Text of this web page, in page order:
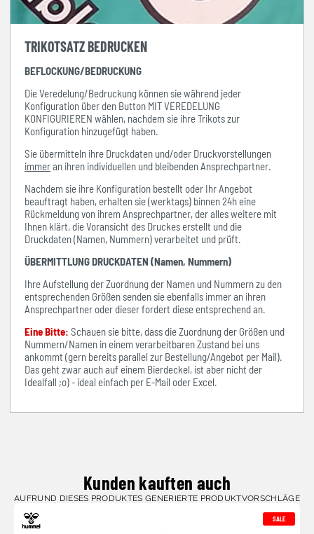
TRIKOTSATZ BEDRUCKEN
BEFLOCKUNG/BEDRUCKUNG
Die Veredelung/Bedruckung können sie während jeder
Konfiguration über den Button MIT VEREDELUNG
KONFIGURIEREN wählen, nachdem sie ihre Trikots zur
Konfiguration hinzugefügt haben.
Sie übermitteln ihre Druckdaten und/oder Druckvorstellungen
immeran ihren individuellen und bleibenden Ansprechpartner.
Nachdem sie ihre Konfiguration bestellt oder Ihr Angebot
beauftragt haben, erhalten sie (werktags) binnen 24h eine
Rückmeldung von ihrem Ansprechpartner, der alles weitere mit
Ihnen klärt, die Voransicht des Druckes erstellt und die
Druckdaten (Namen, Nummern) verarbeitet und prüft.
ÜBERMITTLUNG DRUCKDATEN (Namen, Nummern)
Ihre Aufstellung der Zuordnung der Namen und Nummern zu den
entsprechenden Größen senden sie ebenfalls immer an ihren
Ansprechpartner oder dieser fordert diese entsprechend an.
Eine Bitte: Schauen sie bitte, dass die Zuordnung der Größen und
Nummern/Namen in einem verarbeitbaren Zustand bei uns
ankommt (gern bereits parallel zur Bestellung/Angebot per Mail).
Das geht zwar auch auf einem Bierdeckel, ist aber nicht der
Idealfall ;o) - ideal einfach per E-Mail oder Excel.
Kunden kauften auch
AUFRUND DIESES PRODUKTES GENERIERTE PRODUKTVORSCHLÄGE
SALE